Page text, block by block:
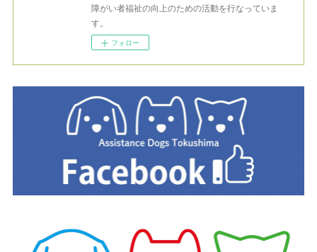
障がい者福祉の向上のための活動を行なっていま
す。
フォロー